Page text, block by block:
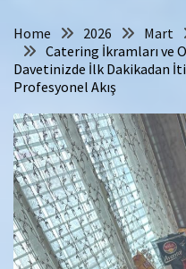
Home 2026 Mart
Catering İkramları ve
Davetinizde İlk Dakikadan
Profesyonel Akış